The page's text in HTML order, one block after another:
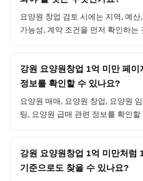
요양원 창업 검토 시에는 지역, 예산
가능성, 계약 조건을 먼저 확인하는
강원 요양원창업 1억 미만 페이
정보를 확인할 수 있나요?
요양원 매매, 요양원 창업, 요양원
팅, 요양원 급매 관련 정보를 확인할
강원 요양원창업 1억 미만처럼
기준으로도 찾을 수 있나요?